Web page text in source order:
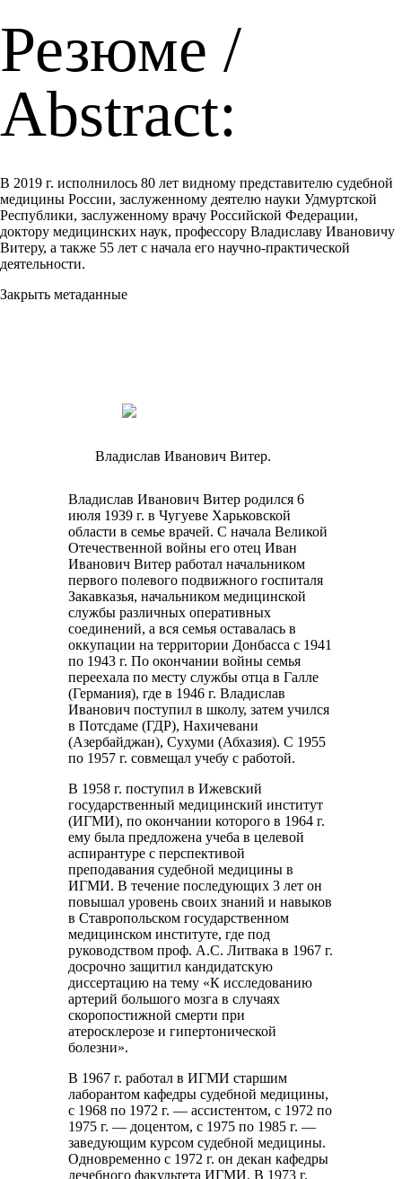
Резюме /
Abstract:
В 2019 г. исполнилось 80 лет видному представителю судебной
медицины России, заслуженному деятелю науки Удмуртской
Республики, заслуженному врачу Российской Федерации,
доктору медицинских наук, профессору Владиславу Ивановичу
Витеру, а также 55 лет с начала его научно-практической
деятельности.
Закрыть метаданные
Владислав Иванович Витер.
Владислав Иванович Витер родился 6
июля 1939 г. в Чугуеве Харьковской
области в семье врачей. С начала Великой
Отечественной войны его отец Иван
Иванович Витер работал начальником
первого полевого подвижного госпиталя
Закавказья, начальником медицинской
службы различных оперативных
соединений, а вся семья оставалась в
оккупации на территории Донбасса с 1941
по 1943 г. По окончании войны семья
переехала по месту службы отца в Галле
(Германия), где в 1946 г. Владислав
Иванович поступил в школу, затем учился
в Потсдаме (ГДР), Нахичевани
(Азербайджан), Сухуми (Абхазия). С 1955
по 1957 г. совмещал учебу с работой.
В 1958 г. поступил в Ижевский
государственный медицинский институт
(ИГМИ), по окончании которого в 1964 г.
ему была предложена учеба в целевой
аспирантуре с перспективой
преподавания судебной медицины в
ИГМИ. В течение последующих 3 лет он
повышал уровень своих знаний и навыков
в Ставропольском государственном
медицинском институте, где под
руководством проф. А.С. Литвака в 1967 г.
досрочно защитил кандидатскую
диссертацию на тему «К исследованию
артерий большого мозга в случаях
скоропостижной смерти при
атеросклерозе и гипертонической
болезни».
В 1967 г. работал в ИГМИ старшим
лаборантом кафедры судебной медицины,
с 1968 по 1972 г. — ассистентом, с 1972 по
1975 г. — доцентом, с 1975 по 1985 г. —
заведующим курсом судебной медицины.
Одновременно с 1972 г. он декан кафедры
лечебного факультета ИГМИ. В 1973 г.